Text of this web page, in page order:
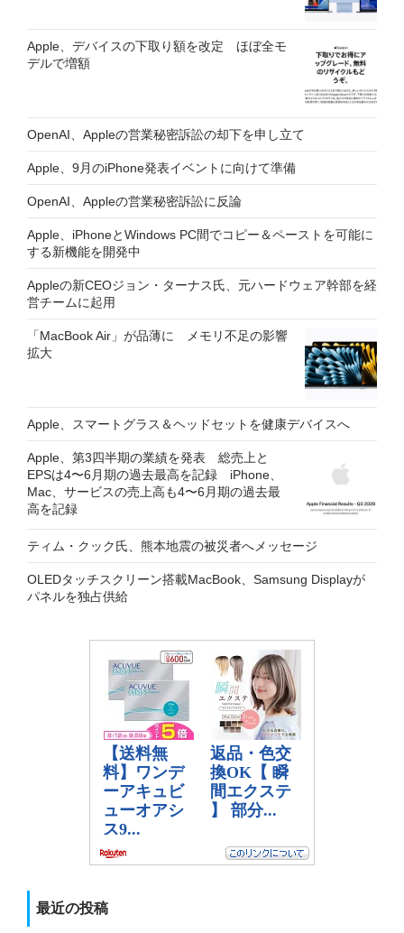
Apple、デバイスの下取り額を改定 ほぼ全モ
デルで増額
OpenAI、Appleの営業秘密訴訟の却下を申し立て
Apple、9月のiPhone発表イベントに向けて準備
OpenAI、Appleの営業秘密訴訟に反論
Apple、iPhoneとWindows PC間でコピー＆ペーストを可能に
する新機能を開発中
Appleの新CEOジョン・ターナス氏、元ハードウェア幹部を経
営チームに起用
「MacBook Air」が品薄に メモリ不足の影響
拡大
Apple、スマートグラス＆ヘッドセットを健康デバイスへ
Apple、第3四半期の業績を発表 総売上と
EPSは4〜6月期の過去最高を記録 iPhone、
Mac、サービスの売上高も4〜6月期の過去最
高を記録
ティム・クック氏、熊本地震の被災者へメッセージ
OLEDタッチスクリーン搭載MacBook、Samsung Displayが
パネルを独占供給
最近の投稿